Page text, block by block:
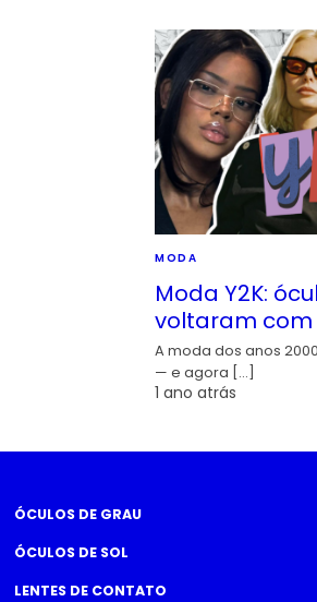
MODA
Moda Y2K:
voltaram com
A moda dos anos
— e agora […]
1 ano atrás
ÓCULOS DE GRAU
ÓCULOS DE SOL
LENTES DE CONTATO